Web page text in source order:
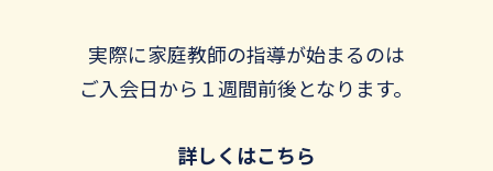
実際に家庭教師の指導が始まるのは
ご入会日から１週間前後となります。
詳しくはこちら